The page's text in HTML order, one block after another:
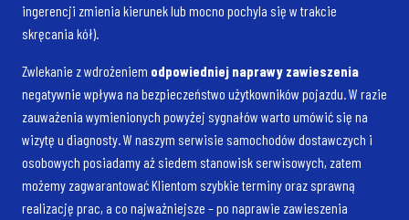
ingerencji zmienia kierunek lub mocno pochyla się w trakcie
skręcania kół).
Zwlekanie z wdrożeniem odpowiedniej naprawy zawieszenia
negatywnie wpływa na bezpieczeństwo użytkowników pojazdu. W razie
zauważenia wymienionych powyżej sygnałów warto umówić się na
wizytę u diagnosty. W naszym serwisie samochodów dostawczych i
osobowych posiadamy aż siedem stanowisk serwisowych, zatem
możemy zagwarantować Klientom szybkie terminy oraz sprawną
realizację prac, a co najważniejsze – po naprawie zawieszenia